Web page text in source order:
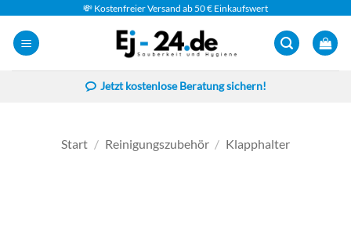
Inhalt
springen
💸 Kostenfreier Versand ab 50 € Einkaufswert
Jetzt kostenlose Beratung sichern!
Start / Reinigungszubehör / Klapphalter